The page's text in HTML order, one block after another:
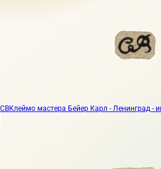
CBКлеймо мастера Бейер Карл - Ленинград -